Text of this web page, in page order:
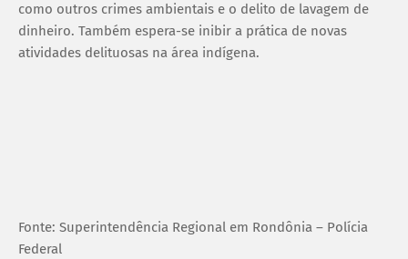
como outros crimes ambientais e o delito de lavagem de
dinheiro. Também espera-se inibir a prática de novas
atividades delituosas na área indígena.
Fonte: Superintendência Regional em Rondônia – Polícia
Federal